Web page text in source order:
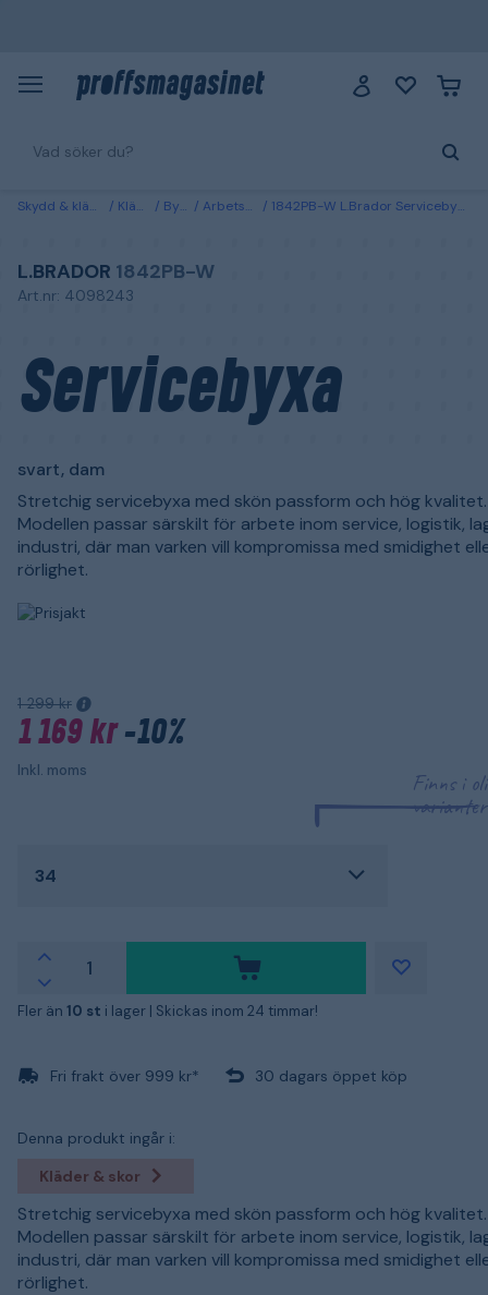
Skydd & kläder Kläder Byxor Arbetsbyxor 1842PB-W L.Brador Servicebyxa svart, dam 34
L.BRADOR 1842PB-W
Art.nr: 4098243
Servicebyxa
svart, dam
Stretchig servicebyxa med skön passform och hög kvalitet.
Modellen passar särskilt för arbete inom service, logistik,
industri, där man varken vill kompromissa med smidighet
rörlighet.
1 299 kr
1 169 kr-10%
Inkl. moms
Finns i
varianter
34
Fler än 10 st i lager | Skickas inom 24 timmar!
Fri frakt över 999 kr* 30 dagars öppet köp
Denna produkt ingår i:
Kläder & skor
Stretchig servicebyxa med skön passform och hög kvalitet.
Modellen passar särskilt för arbete inom service, logistik,
industri, där man varken vill kompromissa med smidighet
rörlighet.